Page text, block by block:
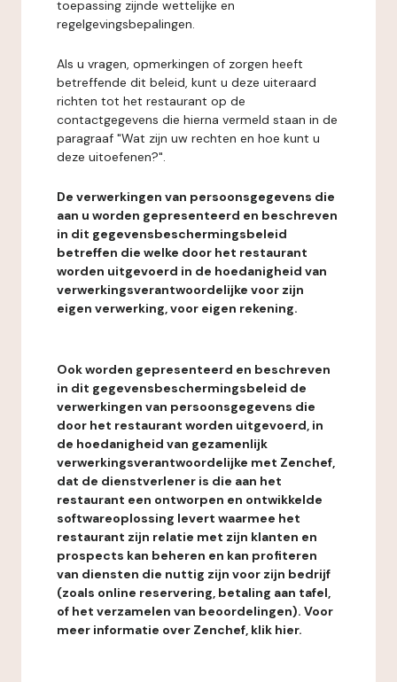
toepassing zijnde wettelijke en
regelgevingsbepalingen.
Als u vragen, opmerkingen of zorgen heeft
betreffende dit beleid, kunt u deze uiteraard
richten tot het restaurant op de
contactgegevens die hierna vermeld staan in de
paragraaf "Wat zijn uw rechten en hoe kunt u
deze uitoefenen?".
De verwerkingen van persoonsgegevens die
aan u worden gepresenteerd en beschreven
in dit gegevensbeschermingsbeleid
betreffen die welke door het restaurant
worden uitgevoerd in de hoedanigheid van
verwerkingsverantwoordelijke voor zijn
eigen verwerking, voor eigen rekening.
Ook worden gepresenteerd en beschreven
in dit gegevensbeschermingsbeleid de
verwerkingen van persoonsgegevens die
door het restaurant worden uitgevoerd, in
de hoedanigheid van gezamenlijk
verwerkingsverantwoordelijke met Zenchef,
dat de dienstverlener is die aan het
restaurant een ontworpen en ontwikkelde
softwareoplossing levert waarmee het
restaurant zijn relatie met zijn klanten en
prospects kan beheren en kan profiteren
van diensten die nuttig zijn voor zijn bedrijf
(zoals online reservering, betaling aan tafel,
of het verzamelen van beoordelingen). Voor
meer informatie over Zenchef, klik hier.